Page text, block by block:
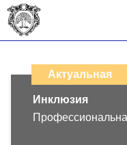
Актуальная
Инклюзия